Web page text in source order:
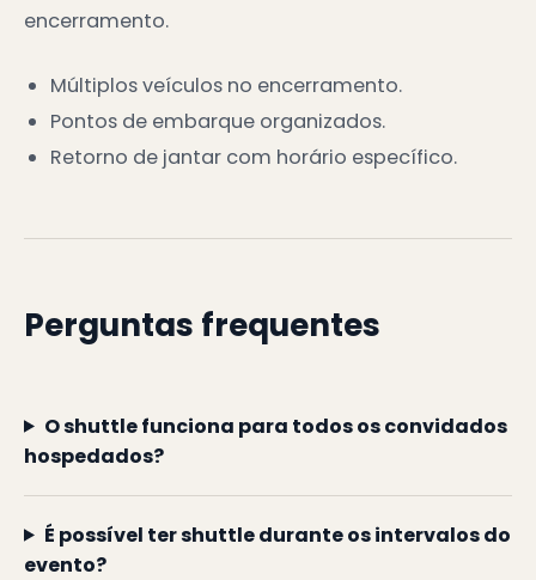
encerramento.
Múltiplos veículos no encerramento.
Pontos de embarque organizados.
Retorno de jantar com horário específico.
Perguntas frequentes
O shuttle funciona para todos os convidados
hospedados?
É possível ter shuttle durante os intervalos do
evento?